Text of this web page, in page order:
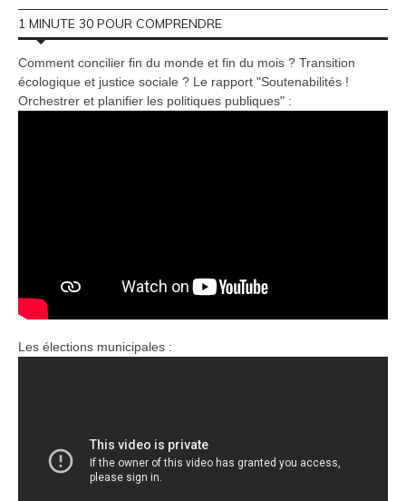
1 MINUTE 30 POUR COMPRENDRE
Comment concilier fin du monde et fin du mois ? Transition
écologique et justice sociale ? Le rapport "Soutenabilités !
Orchestrer et planifier les politiques publiques" :
Les élections municipales :